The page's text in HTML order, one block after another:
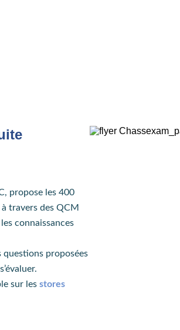
propose les 400
travers des QCM
connaissances
questions proposées
sur les stores